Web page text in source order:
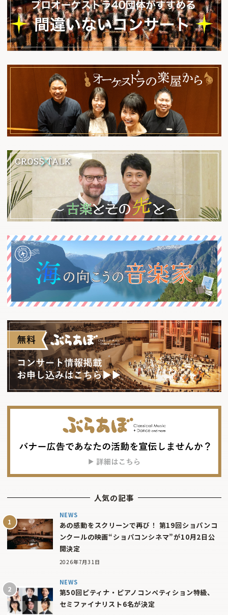
人気の記事
NEWS
あの感動をスクリーンで再び！ 第19回ショパンコ
ンクールの映画“ショパコンシネマ”が10月2日公
開決定
2026年7月31日
NEWS
第50回ピティナ・ピアノコンペティション特級、
セミファイナリスト6名が決定